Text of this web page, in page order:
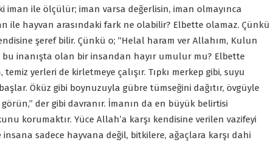
iman ile ölçülür; iman varsa değerlisin, iman olmayınca
ile hayvan arasındaki fark ne olabilir? Elbette olamaz. Çünkü
şeref bilir. Çünkü o; “Helal haram ver Allahım, Kulun
bu inanışta olan bir insandan hayır umulur mu? Elbette
yerleri de kirletmeye çalışır. Tıpkı merkep gibi, suyu
Öküz gibi boynuzuyla gübre tümseğini dağıtır, övgüyle
der gibi davranır. İmanın da en büyük belirtisi
korumaktır. Yüce Allah’a karşı kendisine verilen vazifeyi
sadece hayvana değil, bitkilere, ağaçlara karşı dahi